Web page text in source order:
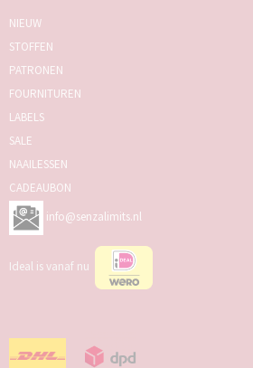
NIEUW
STOFFEN
PATRONEN
FOURNITUREN
LABELS
SALE
NAAILESSEN
CADEAUBON
info@senzalimits.nl
Ideal is vanaf nu